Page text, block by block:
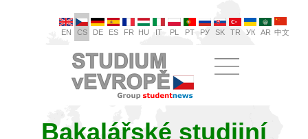
EN CS DE ES FR HU IT PL PT РУ SK TR УК AR 中文
Bakalářské studijní